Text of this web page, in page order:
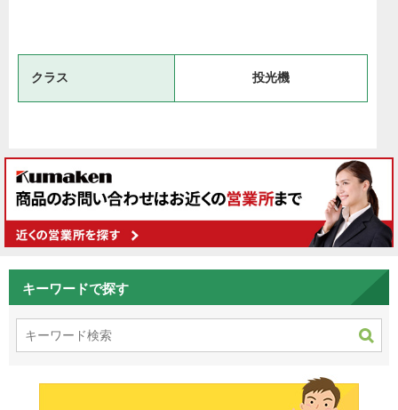
クラス 投光機
キーワードで探す